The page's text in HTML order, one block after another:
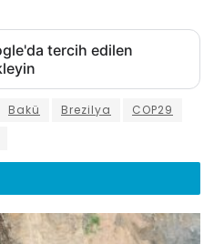
tercih edilen
Bakü Brezilya
COP29